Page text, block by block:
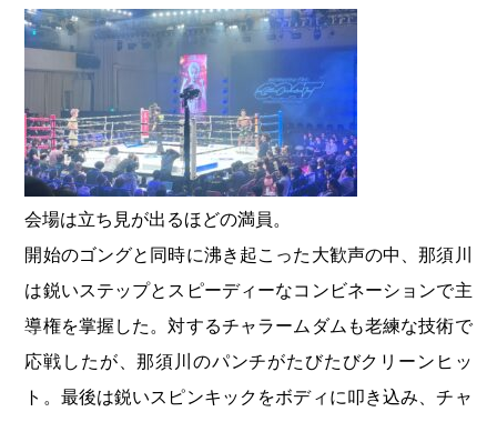
会場は立ち見が出るほどの満員。
開始のゴングと同時に沸き起こった大歓声の中、那須川
は鋭いステップとスピーディーなコンビネーションで主
導権を掌握した。対するチャラームダムも老練な技術で
応戦したが、那須川のパンチがたびたびクリーンヒッ
ト。最後は鋭いスピンキックをボディに叩き込み、チャ